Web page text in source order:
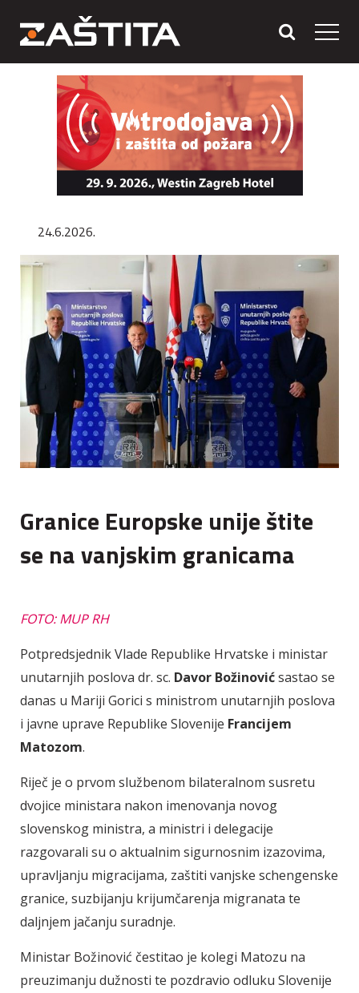
24.6.2026.
Granice Europske unije štite
se na vanjskim granicama
FOTO: MUP RH
Potpredsjednik Vlade Republike Hrvatske i ministar
unutarnjih poslova dr. sc. Davor Božinovićsastao se
danas u Mariji Gorici s ministrom unutarnjih poslova
i javne uprave Republike Slovenije Francijem
Matozom.
Riječ je o prvom službenom bilateralnom susretu
dvojice ministara nakon imenovanja novog
slovenskog ministra, a ministri i delegacije
razgovarali su o aktualnim sigurnosnim izazovima,
upravljanju migracijama, zaštiti vanjske schengenske
granice, suzbijanju krijumčarenja migranata te
daljnjem jačanju suradnje.
Ministar Božinović čestitao je kolegi Matozu na
preuzimanju dužnosti te pozdravio odluku Slovenije